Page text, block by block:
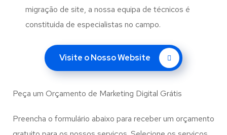
migração de site, a nossa equipa de técnicos é
constituida de especialistas no campo.
Visite o Nosso Website
Peça um Orçamento de Marketing Digital Grátis
Preencha o formulário abaixo para receber um orçamento